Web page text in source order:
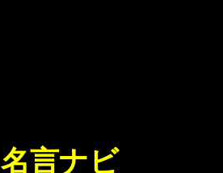
名言ナビ